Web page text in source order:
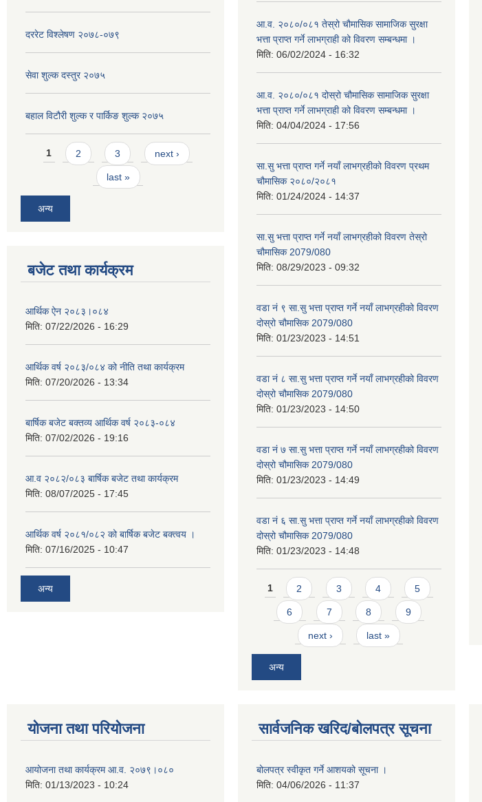
दररेट विश्लेषण २०७८-०७९
सेवा शुल्क दस्तुर २०७५
बहाल विटौरी शुल्क र पार्किङ शुल्क २०७५
Pages
1 2 3 next ›
last »
अन्य
बजेट तथा कार्यक्रम
आर्थिक ऐन २०८३।०८४
मिति: 07/22/2026 - 16:29
आर्थिक वर्ष २०८३/०८४ को नीति तथा कार्यक्रम
मिति: 07/20/2026 - 13:34
बार्षिक बजेट बक्तव्य आर्थिक वर्ष २०८३-०८४
मिति: 07/02/2026 - 19:16
आ.व २०८२/०८३ बार्षिक बजेट तथा कार्यक्रम
मिति: 08/07/2025 - 17:45
आर्थिक वर्ष २०८१/०८२ को बार्षिक बजेट बक्त्वय ।
मिति: 07/16/2025 - 10:47
अन्य
आ.व. २०८०/०८१ तेस्रो चौमासिक सामाजिक सुरक्षा
भत्ता प्राप्त गर्ने लाभग्राही को विवरण सम्बन्धमा ।
मिति: 06/02/2024 - 16:32
आ.व. २०८०/०८१ दोस्रो चौमासिक सामाजिक सुरक्षा
भत्ता प्राप्त गर्ने लाभग्राही को विवरण सम्बन्धमा ।
मिति: 04/04/2024 - 17:56
सा.सु भत्ता प्राप्त गर्ने नयाँ लाभग्रहीको विवरण प्रथम
चौमासिक २०८०/२०८१
मिति: 01/24/2024 - 14:37
सा.सु भत्ता प्राप्त गर्ने नयाँ लाभग्रहीको विवरण तेस्रो
चौमासिक 2079/080
मिति: 08/29/2023 - 09:32
वडा नं ९ सा.सु भत्ता प्राप्त गर्ने नयाँ लाभग्रहीको विवरण
दोस्रो चौमासिक 2079/080
मिति: 01/23/2023 - 14:51
वडा नं ८ सा.सु भत्ता प्राप्त गर्ने नयाँ लाभग्रहीको विवरण
दोस्रो चौमासिक 2079/080
मिति: 01/23/2023 - 14:50
वडा नं ७ सा.सु भत्ता प्राप्त गर्ने नयाँ लाभग्रहीको विवरण
दोस्रो चौमासिक 2079/080
मिति: 01/23/2023 - 14:49
वडा नं ६ सा.सु भत्ता प्राप्त गर्ने नयाँ लाभग्रहीको विवरण
दोस्रो चौमासिक 2079/080
मिति: 01/23/2023 - 14:48
Pages
1 2 3 4 5
6 7 8 9
next › last »
अन्य
योजना तथा परियोजना
आयोजना तथा कार्यक्रम आ.व. २०७९।०८०
मिति: 01/13/2023 - 10:24
सार्वजनिक खरिद/बोलपत्र सूचना
बोलपत्र स्वीकृत गर्ने आशयको सूचना ।
मिति: 04/06/2026 - 11:37